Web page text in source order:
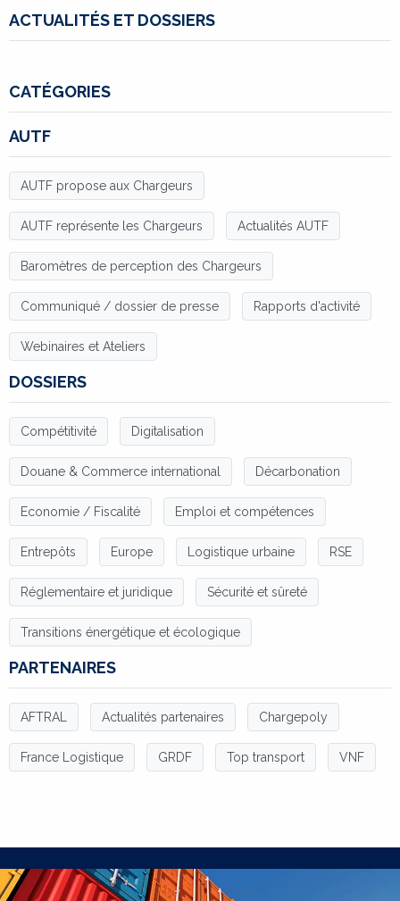
ACTUALITÉS ET DOSSIERS
CATÉGORIES
AUTF
AUTF propose aux Chargeurs
AUTF représente les Chargeurs Actualités AUTF
Baromètres de perception des Chargeurs
Communiqué / dossier de presse Rapports d'activité
Webinaires et Ateliers
DOSSIERS
Compétitivité Digitalisation
Douane & Commerce international Décarbonation
Economie / Fiscalité Emploi et compétences
Entrepôts Europe Logistique urbaine RSE
Réglementaire et juridique Sécurité et sûreté
Transitions énergétique et écologique
PARTENAIRES
AFTRAL Actualités partenaires Chargepoly
France Logistique GRDF Top transport VNF